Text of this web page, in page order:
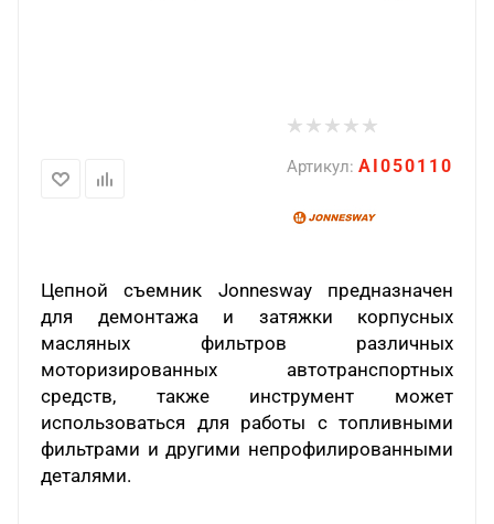
Артикул: AI050110
Цепной съемник Jonnesway предназначен
для демонтажа и затяжки корпусных
масляных фильтров различных
моторизированных автотранспортных
средств, также инструмент может
использоваться для работы с топливными
фильтрами и другими непрофилированными
деталями.